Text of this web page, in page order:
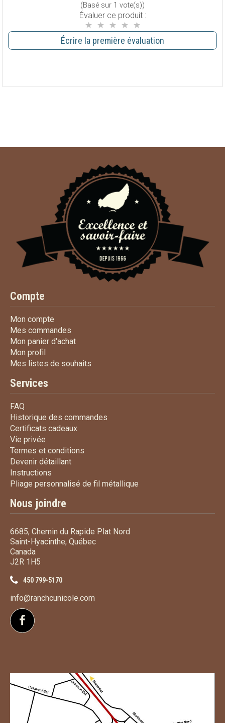
(Basé sur 1 vote(s))
Évaluer ce produit :
Écrire la première évaluation
Compte
Mon compte
Mes commandes
Mon panier d'achatMon panier d'achat
Mon profil
Mes listes de souhaits
Services
FAQ
Historique des commandes
Certificats cadeauxCertificats cadeaux
Vie privée
Termes et conditions
Devenir détaillantDevenir détaillant
Instructions
Pliage personnalisé de fil métallique
Nous joindre
6685, Chemin du Rapide Plat Nord
Saint-Hyacinthe, Québec
Canada
J2R 1H5
450 799-5170
info@ranchcunicole.com
Suivez-nous sur Facebook